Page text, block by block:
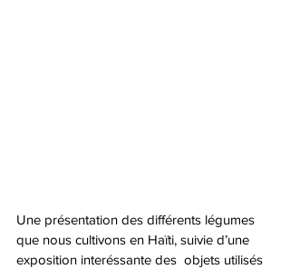
Une présentation des différents légumes
que nous cultivons en Haïti, suivie d’une
exposition interéssante des  objets utilisés